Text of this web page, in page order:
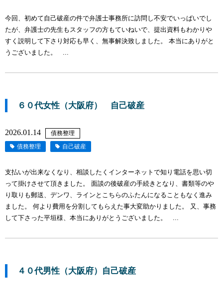
今回、初めて自己破産の件で弁護士事務所に訪問し不安でいっぱいでし
たが、弁護士の先生もスタッフの方もていねいで、提出資料もわかりや
すく説明して下さり対応も早く、無事解決致しました。 本当にありがと
うございました。 ...
６０代女性（大阪府） 自己破産
2026.01.14
債務整理
債務整理
自己破産
支払いが出来なくなり、相談したくインターネットで知り電話を思い切
って掛けさせて頂きました。 面談の後破産の手続きとなり、書類等のや
り取りも郵送、デンワ、ラインとこちらのふたんになることもなく進み
ました。 何より費用を分割してもらえた事大変助かりました。 又、事務
して下さった平垣様、本当にありがとうございました。 ...
４０代男性（大阪府）自己破産